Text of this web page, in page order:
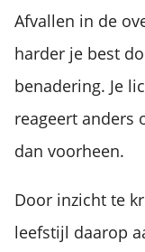
Afvallen in de
harder je best
benadering. Je
reageert anders
dan voorheen.
Door inzicht te
leefstijl daarop